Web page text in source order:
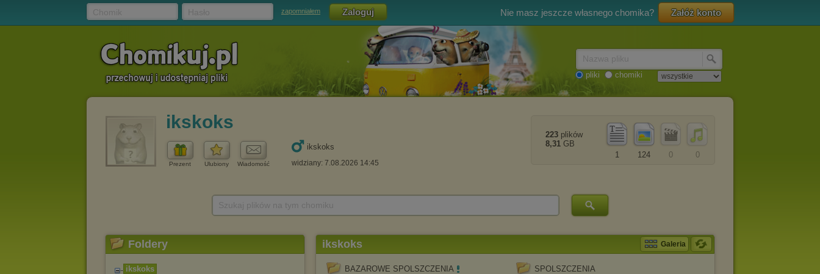
zapomniałem Nie masz jeszcze własnego chomika? Załóż konto
pliki chomiki
ikskoks
Prezent Ulubiony Wiadomość
ikskoks
widziany: 7.08.2026 14:45
0
0
124
1
223 plików
8,31 GB
Foldery
ikskoks
ikskoks Galeria
BAZAROWE SPOLSZCZENIA SPOLSZCZENIA